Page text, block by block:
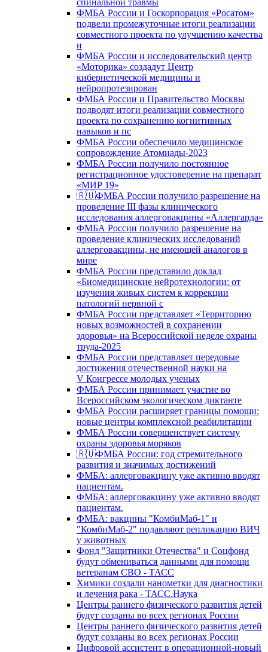
спинальной травмы
ФМБА России и Госкорпорация «Росатом»
подвели промежуточные итоги реализации
совместного проекта по улучшению качества
и
ФМБА России и исследовательский центр
«Моторика» создадут Центр
кибернетической медицины и
нейропротезирован
ФМБА России и Правительство Москвы
подводят итоги реализации совместного
проекта по сохранению когнитивных
навыков и пс
ФМБА России обеспечило медицинское
сопровождение Атомиады-2023
ФМБА России получило постоянное
регистрационное удостоверение на препарат
«МИР 19»
🇷🇺ФМБА России получило разрешение на
проведение III фазы клинического
исследования аллерговакцины «Аллергарда»
ФМБА России получило разрешение на
проведение клинических исследований
аллерговакцины, не имеющей аналогов в
мире
ФМБА России представило доклад
«Биомедицинские нейротехнологии: от
изучения живых систем к коррекции
патологий нервной с
ФМБА России представляет «Территорию
новых возможностей в сохранении
здоровья» на Всероссийской неделе охраны
труда-2025
ФМБА России представляет передовые
достижения отечественной науки на
V Конгрессе молодых ученых
ФМБА России принимает участие во
Всероссийском экологическом диктанте
ФМБА России расширяет границы помощи:
новые центры комплексной реабилитации
ФМБА России совершенствует систему
охраны здоровья моряков
🇷🇺ФМБА России: год стремительного
развития и значимых достижений
ФМБА: аллерговакцину уже активно вводят
пациентам.
ФМБА: аллерговакцину уже активно вводят
пациентам.
ФМБА: вакцины "КомбиМаб-1" и
"КомбиМаб-2" подавляют репликацию ВИЧ
у животных
Фонд "Защитники Отечества" и Соцфонд
будут обмениваться данными для помощи
ветеранам СВО - ТАСС
Химики создали нанометки для диагностики
и лечения рака - ТАСС.Наука
Центры раннего физического развития детей
будут созданы во всех регионах России
Центры раннего физического развития детей
будут созданы во всех регионах России
Цифровой ассистент в операционной-новый